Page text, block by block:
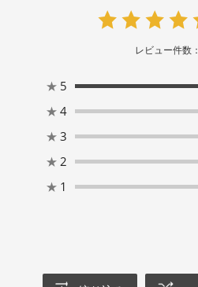
レビュー件数：
★ 5
★ 4
★ 3
★ 2
★ 1